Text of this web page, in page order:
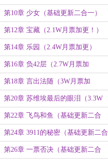
更！）
第10章 少女（基础更新二合一）
第12章 宝藏（2.1W月票加更！）
第14章 乐园（2.4W月票加更）
第16章 负42层（2.7W月票加
更！）
第18章 言出法随（3W月票加
更！）
第20章 苏维埃最后的眼泪（3.3W
月票加更！）
第22章 飞鸟和鱼（基础更新二合
一）
第24章 3911的秘密（基础更新二合
一）
第26章 一票否决（基础更新二合